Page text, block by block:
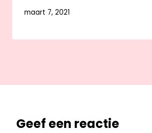
maart 7, 2021
Geef een reactie